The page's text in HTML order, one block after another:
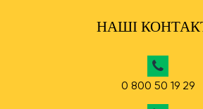
НАШІ
0 800 50 19 29